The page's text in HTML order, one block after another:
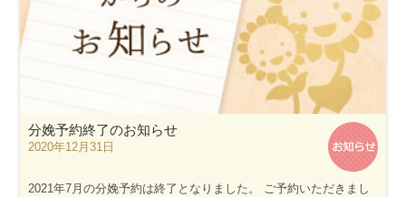
分娩予約終了のお知らせ
2020年12月31日
2021年7月の分娩予約は終了となりました。 ご予約いただきまし